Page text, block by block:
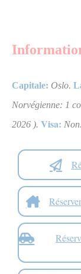
Capitale: Oslo.
Norvégienne: 1
2026 ). Visa: